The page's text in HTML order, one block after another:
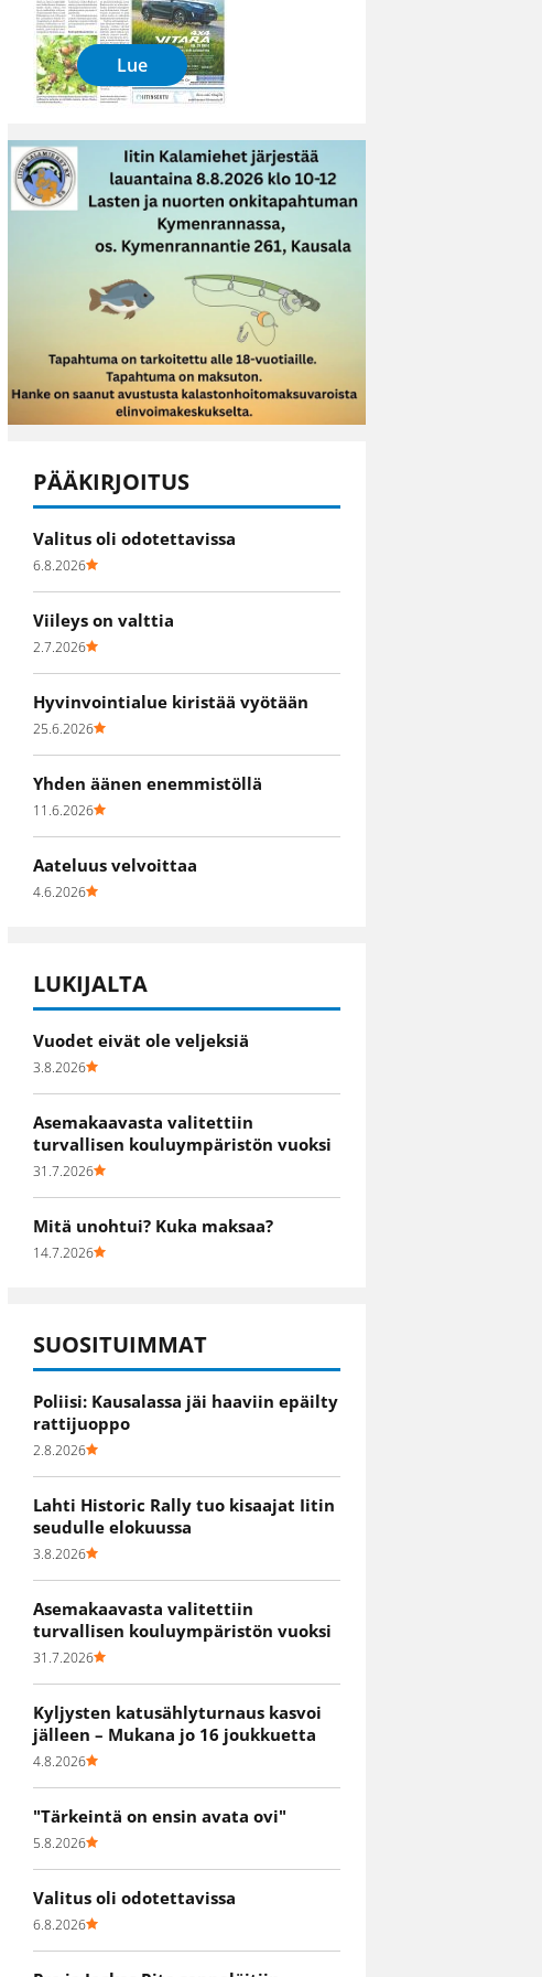
Lue
PÄÄKIRJOITUS
Valitus oli odotettavissa
6.8.2026
Viileys on valttia
2.7.2026
Hyvinvointialue kiristää vyötään
25.6.2026
Yhden äänen enemmistöllä
11.6.2026
Aateluus velvoittaa
4.6.2026
LUKIJALTA
Vuodet eivät ole veljeksiä
3.8.2026
Asemakaavasta valitettiin
turvallisen kouluympäristön vuoksi
31.7.2026
Mitä unohtui? Kuka maksaa?
14.7.2026
SUOSITUIMMAT
Poliisi: Kausalassa jäi haaviin epäilty
rattijuoppo
2.8.2026
Lahti Historic Rally tuo kisaajat Iitin
seudulle elokuussa
3.8.2026
Asemakaavasta valitettiin
turvallisen kouluympäristön vuoksi
31.7.2026
Kyljysten katusählyturnaus kasvoi
jälleen – Mukana jo 16 joukkuetta
4.8.2026
"Tärkeintä on ensin avata ovi"
5.8.2026
Valitus oli odotettavissa
6.8.2026